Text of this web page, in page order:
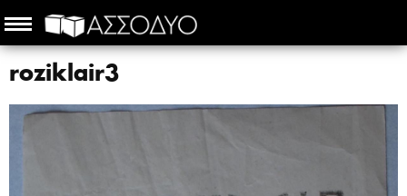
roziklair3